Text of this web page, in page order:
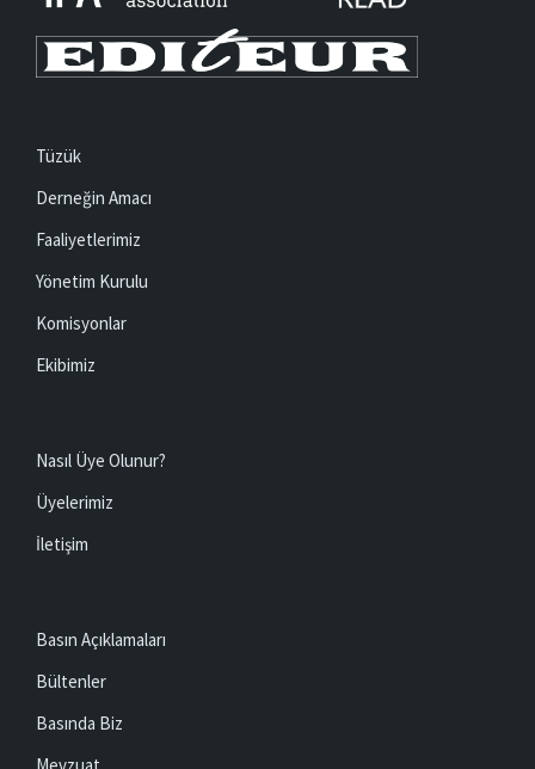
Tüzük
Derneğin Amacı
Faaliyetlerimiz
Yönetim Kurulu
Komisyonlar
Ekibimiz
Nasıl Üye Olunur?
Üyelerimiz
İletişim
Basın Açıklamaları
Bültenler
Basında Biz
Mevzuat